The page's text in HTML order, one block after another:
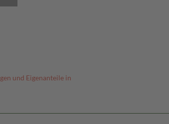
und Eigenanteile in